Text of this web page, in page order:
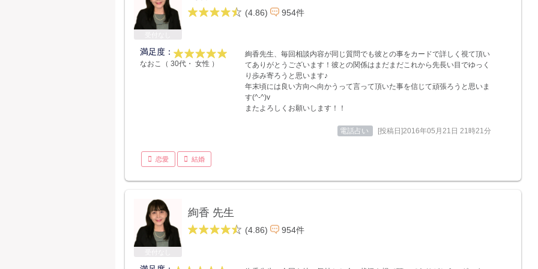
(4.86) 954件
満足度：
なおこ（ 30代・ 女性 ）
絢香先生、毎回相談内容が同じ質問でも彼との事をカードで詳しく視て頂い
てありがとうございます！彼との関係はまだまだこれから先長い目でゆっく
り歩み寄ろうと思います♪
年末頃には良い方向へ向かうって言って頂いた事を信じて頑張ろうと思いま
す(^-^)v
またよろしくお願いします！！
電話占い [投稿日]2016年05月21日 21時21分
恋愛 結婚
絢香 先生
(4.86) 954件